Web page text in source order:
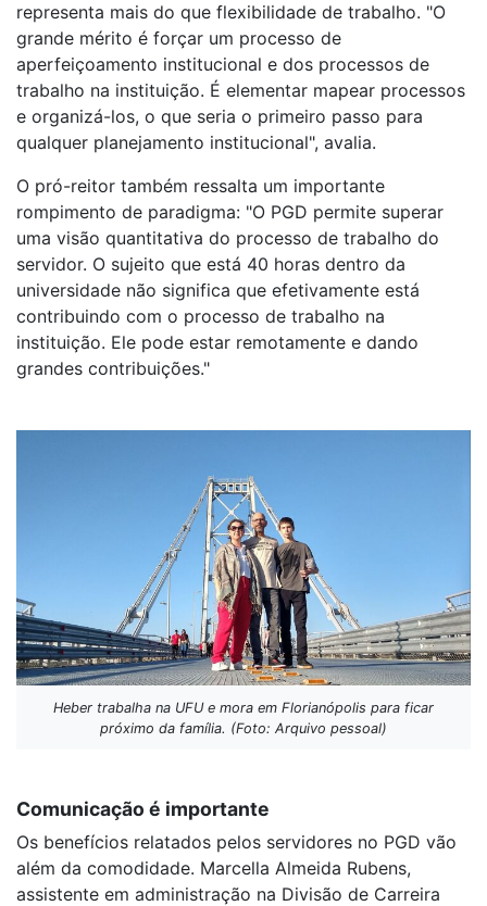
representa mais do que flexibilidade de trabalho. "O
grande mérito é forçar um processo de
aperfeiçoamento institucional e dos processos de
trabalho na instituição. É elementar mapear processos
e organizá-los, o que seria o primeiro passo para
qualquer planejamento institucional", avalia.
O pró-reitor também ressalta um importante
rompimento de paradigma: "O PGD permite superar
uma visão quantitativa do processo de trabalho do
servidor. O sujeito que está 40 horas dentro da
universidade não significa que efetivamente está
contribuindo com o processo de trabalho na
instituição. Ele pode estar remotamente e dando
grandes contribuições."
Heber trabalha na UFU e mora em Florianópolis para ficar
próximo da família. (Foto: Arquivo pessoal)
Comunicação é importante
Os benefícios relatados pelos servidores no PGD vão
além da comodidade. Marcella Almeida Rubens,
assistente em administração na Divisão de Carreira